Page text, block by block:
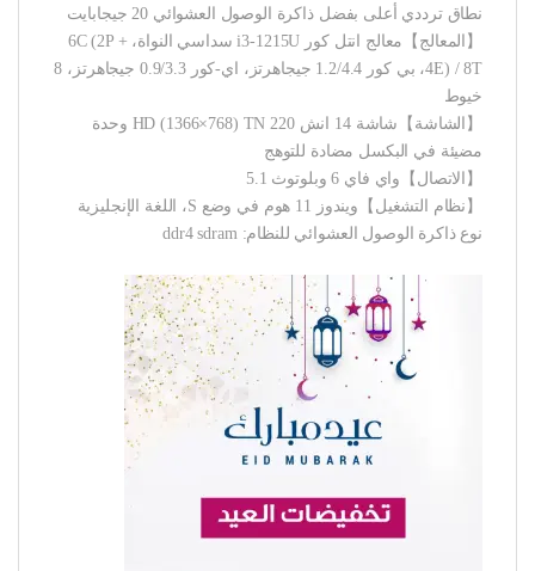
نطاق ترددي أعلى بفضل ذاكرة الوصول العشوائي 20 جيجابايت
【المعالج】معالج انتل كور i3-1215U سداسي النواة، 6C (2P +
4E) / 8T، بي كور 1.2/4.4 جيجاهرتز، اي-كور 0.9/3.3 جيجاهرتز، 8
خيوط
【الشاشة】شاشة 14 انش HD (1366×768) TN 220 وحدة
مضيئة في البكسل مضادة للتوهج
【الاتصال】واي فاي 6 وبلوتوث 5.1
【نظام التشغيل】ويندوز 11 هوم في وضع S، اللغة الإنجليزية
نوع ذاكرة الوصول العشوائي للنظام: ddr4 sdram